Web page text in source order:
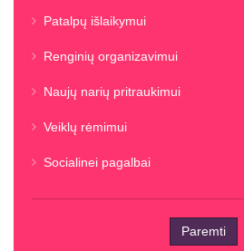
Patalpų išlaikymui
Renginių organizavimui
Naujų narių pritraukimui
Veiklų rėmimui
Socialinei pagalbai
Paremti